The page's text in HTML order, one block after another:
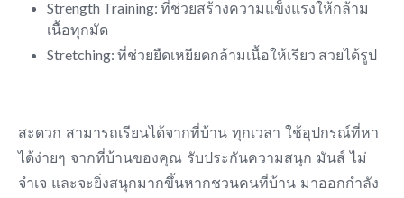
Strength Training: ที่ช่วยสร้างความแข็งแรงให้กล้าม
เนื้อทุกมัด
Stretching: ที่ช่วยยืดเหยียดกล้ามเนื้อให้เรียว สวยได้รูป
สะดวก สามารถเรียนได้จากที่บ้าน ทุกเวลา ใช้อุปกรณ์ที่หา
ได้ง่ายๆ จากที่บ้านของคุณ รับประกันความสนุก มันส์ ไม่
จำเจ และจะยิ่งสนุกมากขึ้นหากชวนคนที่บ้าน มาออกกำลัง